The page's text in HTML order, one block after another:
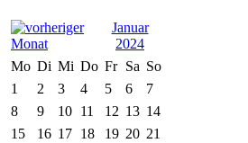
Januar
2024
Mo Di Mi Do Fr Sa So
1
2 3 4 5 6
7
8
9 10 11 12 13 14
15
16 17 18 19 20 21